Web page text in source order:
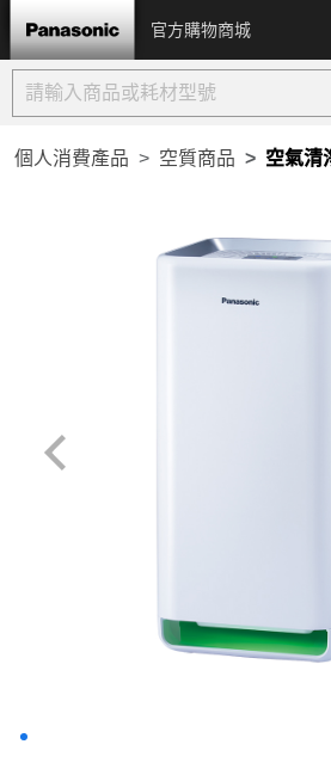
官方購物商城
個人消費產品 空質商品 空氣清